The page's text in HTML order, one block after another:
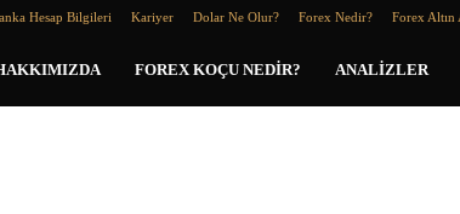
Hesap Bilgileri Kariyer Dolar Ne Olur? Forex Nedir? Forex Altın
FOREX KOÇU NEDIR? ANALIZLER